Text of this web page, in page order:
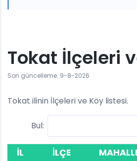
Tokat İlçeleri
Son güncelleme: 9-8-2026
Tokat ilinin İlçeleri ve Köy listesi.
Bul:
İL İLÇE